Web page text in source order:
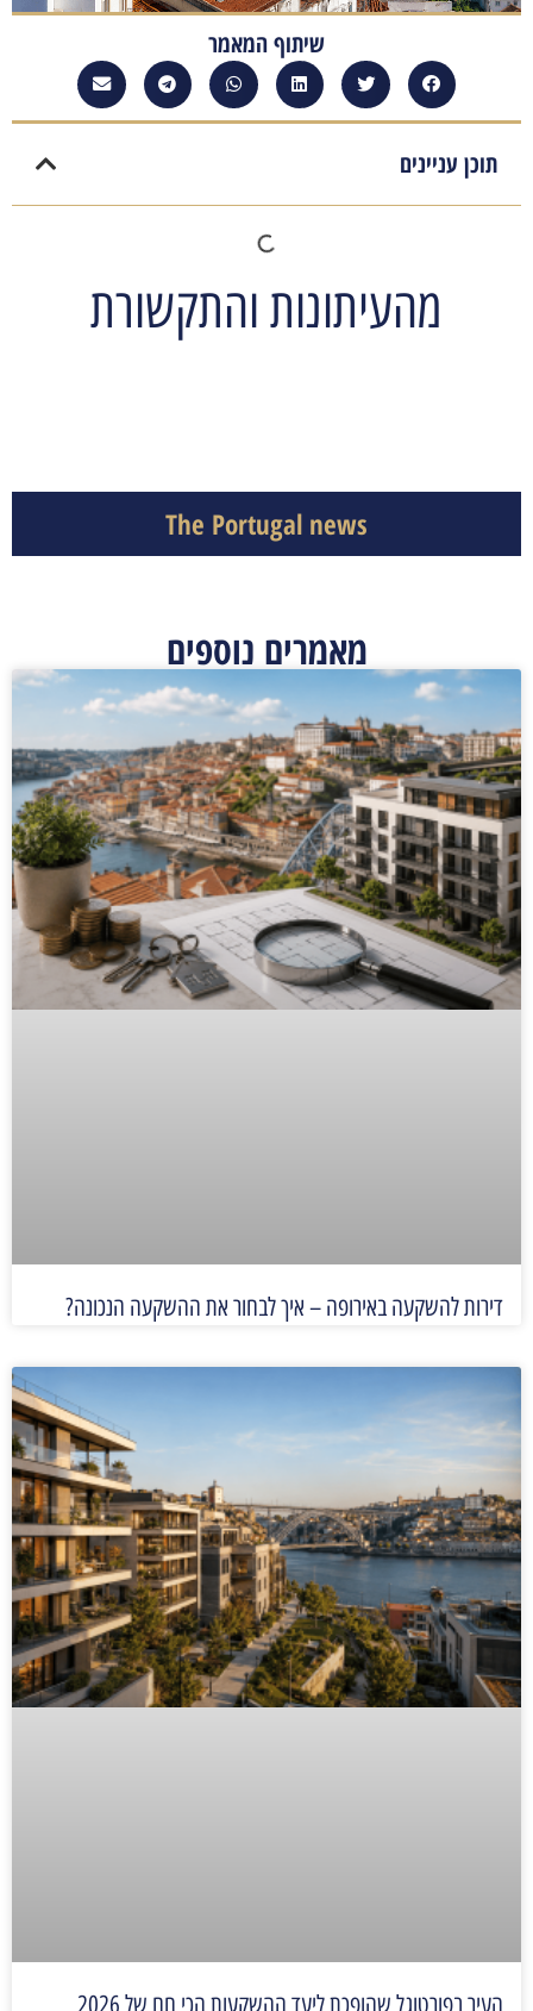
שיתוף המאמר
תוכן עניינים
מהעיתונות והתקשורת
The Portugal news
מאמרים נוספים
דירות להשקעה באירופה – איך לבחור את ההשקעה הנכונה?
העיר בפורטוגל שהופכת ליעד ההשקעות הכי חם של 2026